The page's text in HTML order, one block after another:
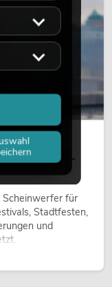
Moving-
Scheinwerfer für
Stadtfesten,
und